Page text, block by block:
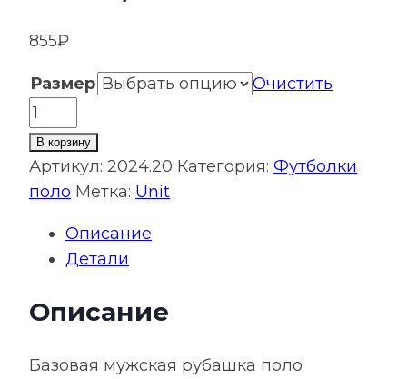
855₽
Размер
Очистить
Количество
товара
Рубашка
поло
Virma
Light,
В корзину
Артикул: 2024.20 Категория: Футболки
поло Метка: Unit
Описание
Детали
Описание
Базовая мужская рубашка поло